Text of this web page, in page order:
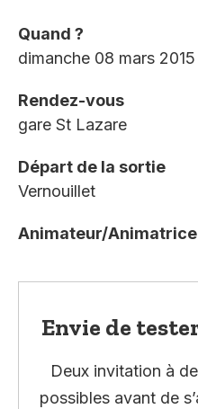
Quand ?
dimanche 08 mars 2015
Rendez-vous
gare St Lazare
Départ de la sortie
Vernouillet
Animateur/Animatrice
Envie de
Deux invitation à
possibles avant de